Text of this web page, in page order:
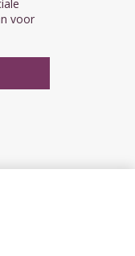
voor